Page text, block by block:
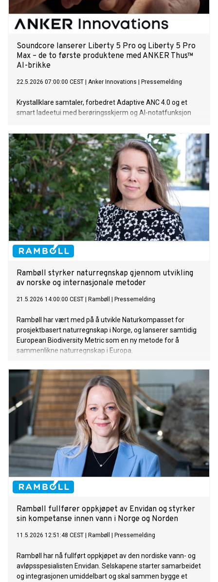
Soundcore lanserer Liberty 5 Pro og Liberty 5 Pro
Max – de to første produktene med ANKER Thus™
AI-brikke
22.5.2026 07:00:00 CEST Anker Innovations Pressemelding
Krystallklare samtaler, forbedret Adaptive ANC 4.0 og et
smart ladeetui med berøringsskjerm og AI-notatfunksjon
Rambøll styrker naturregnskap gjennom utvikling
av norske og internasjonale metoder
21.5.2026 14:00:00 CEST Rambøll Pressemelding
Rambøll har vært med på å utvikle Naturkompasset for
prosjektbasert naturregnskap i Norge, og lanserer samtidig
European Biodiversity Metric som en ny metode for å
sammenlikne naturregnskap i Europa.
Rambøll fullfører oppkjøpet av Envidan og styrker
sin kompetanse innen vann i Norge og Norden
11.5.2026 12:51:48 CEST Rambøll Pressemelding
Rambøll har nå fullført oppkjøpet av den nordiske vann- og
avløpsspesialisten Envidan. Selskapene starter samarbeidet
og integrasjonen umiddelbart og skal sammen bygge et